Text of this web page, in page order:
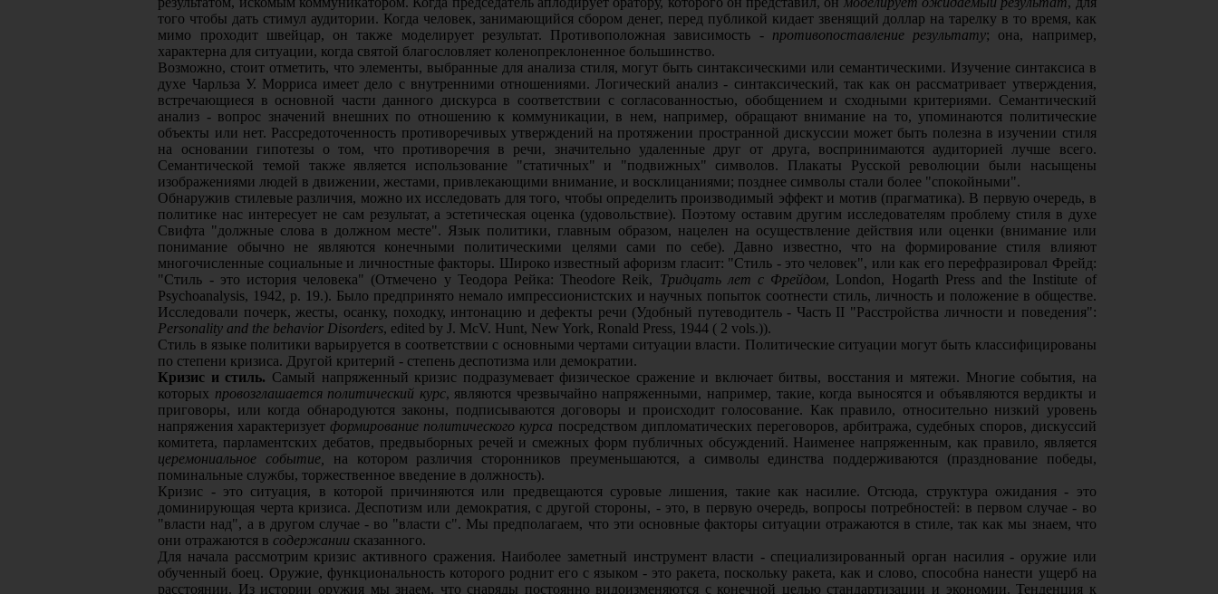
того чтобы дать стимул аудитории. Когда человек, занимающийся сбором денег, перед публикой кидает звенящий доллар на тарелку в то время, как
мимо проходит швейцар, он также моделирует результат. Противоположная зависимость - противопоставление результату; она, например,
характерна для ситуации, когда святой благословляет коленопреклоненное большинство.
Возможно, стоит отметить, что элементы, выбранные для анализа стиля, могут быть синтаксическими или семантическими. Изучение синтаксиса в
духе Чарльза У. Морриса имеет дело с внутренними отношениями. Логический анализ - синтаксический, так как он рассматривает утверждения,
встречающиеся в основной части данного дискурса в соответствии с согласованностью, обобщением и сходными критериями. Семантический
анализ - вопрос значений внешних по отношению к коммуникации, в нем, например, обращают внимание на то, упоминаются политические
объекты или нет. Рассредоточенность противоречивых утверждений на протяжении пространной дискуссии может быть полезна в изучении стиля
на основании гипотезы о том, что противоречия в речи, значительно удаленные друг от друга, воспринимаются аудиторией лучше всего.
Семантической темой также является использование "статичных" и "подвижных" символов. Плакаты Русской революции были насыщены
изображениями людей в движении, жестами, привлекающими внимание, и восклицаниями; позднее символы стали более "спокойными".
Обнаружив стилевые различия, можно их исследовать для того, чтобы определить производимый эффект и мотив (прагматика). В первую очередь, в
политике нас интересует не сам результат, а эстетическая оценка (удовольствие). Поэтому оставим другим исследователям проблему стиля в духе
Свифта "должные слова в должном месте". Язык политики, главным образом, нацелен на осуществление действия или оценки (внимание или
понимание обычно не являются конечными политическими целями сами по себе). Давно известно, что на формирование стиля влияют
многочисленные социальные и личностные факторы. Широко известный афоризм гласит: "Стиль - это человек", или как его перефразировал Фрейд:
"Стиль - это история человека" (Отмечено у Теодора Рейка: Theodore Reik, Тридцать лет с Фрейдом, London, Hogarth Press and the Institute of
Psychoanalysis, 1942, p. 19.). Было предпринято немало импрессионистских и научных попыток соотнести стиль, личность и положение в обществе.
Исследовали почерк, жесты, осанку, походку, интонацию и дефекты речи (Удобный путеводитель - Часть II "Расстройства личности и поведения":
Personality and the behavior Disorders, edited by J. McV. Hunt, New York, Ronald Press, 1944 ( 2 vols.)).
Стиль в языке политики варьируется в соответствии с основными чертами ситуации власти. Политические ситуации могут быть классифицированы
по степени кризиса. Другой критерий - степень деспотизма или демократии.
Кризис и стиль. Самый напряженный кризис подразумевает физическое сражение и включает битвы, восстания и мятежи. Многие события, на
которых провозглашается политический курс, являются чрезвычайно напряженными, например, такие, когда выносятся и объявляются вердикты и
приговоры, или когда обнародуются законы, подписываются договоры и происходит голосование. Как правило, относительно низкий уровень
напряжения характеризуетформирование политического курса посредством дипломатических переговоров, арбитража, судебных споров, дискуссий
комитета, парламентских дебатов, предвыборных речей и смежных форм публичных обсуждений. Наименее напряженным, как правило, является
церемониальное событие,
на котором различия сторонников преуменьшаются, а символы единства поддерживаются (празднование победы,
поминальные службы, торжественноe введение в должность).
Кризис - это ситуация, в которой причиняются или предвещаются суровые лишения, такие как насилие. Отсюда, структура ожидания - это
доминирующая черта кризиса. Деспотизм или демократия, с другой стороны, - это, в первую очередь, вопросы потребностей: в первом случае - во
"власти над", а в другом случае - во "власти с". Мы предполагаем, что эти основные факторы ситуации отражаются в стиле, так как мы знаем, что
они отражаются в содержании сказанного.
Для начала рассмотрим кризис активного сражения. Наиболее заметный инструмент власти - специализированный орган насилия - оружие или
обученный боец. Оружие, функциональность которого роднит его с языком - это ракета, поскольку ракета, как и слово, способна нанести ущерб на
расстоянии. Из истории оружия мы знаем, что снаряды постоянно видоизменяются с конечной целью стандартизации и экономии. Тенденция к